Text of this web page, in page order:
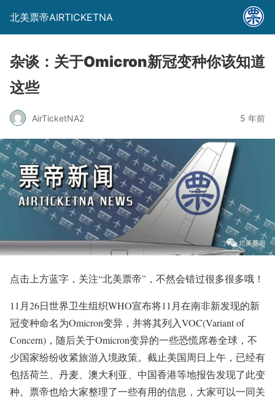
北美票帝AIRTICKETNA
杂谈：关于Omicron新冠变种你该知道
这些
AirTicketNA2 5 年前
点击上方蓝字，关注“北美票帝” ，不然会错过很多很多哦！
11月26日世界卫生组织WHO宣布将11月在南非新发现的新
冠变种命名为Omicron变异，并将其列入VOC(Variant of
Concern)，随后关于Omicron变异的一些恐慌席卷全球，不
少国家纷纷收紧旅游入境政策。截止美国周日上午，已经有
包括荷兰、丹麦、澳大利亚、中国香港等地报告发现了此变
种。票帝也给大家整理了一些有用的信息，大家可以一同关